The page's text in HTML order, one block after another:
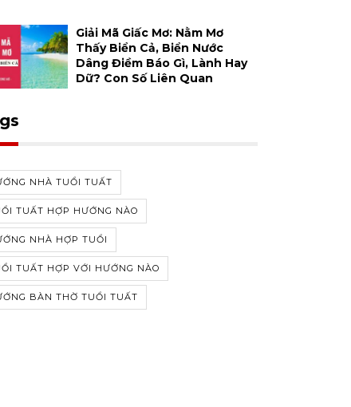
Giải Mã Giấc Mơ: Nằm Mơ
Thấy Biển Cả, Biển Nước
Dâng Điềm Báo Gì, Lành Hay
Dữ? Con Số Liên Quan
NHÀ TUỔI TUẤT
TUẤT HỢP HƯỚNG NÀO
NHÀ HỢP TUỔI
TUẤT HỢP VỚI HƯỚNG NÀO
BÀN THỜ TUỔI TUẤT